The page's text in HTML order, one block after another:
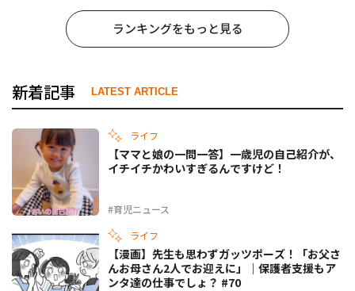
ランキングをもっと見る
新着記事 LATEST ARTICLE
ライフ
#育児ニュース
【ママと娘の一問一答】一歳児の自己紹介が、
イチイチかわいすぎるんですけど！
ライフ
【漫画】先生も思わずガッツポーズ！「お父さ
んお母さん2人でお迎えに」｜保護者支援もア
ンタ達の仕事でしょ？ #70